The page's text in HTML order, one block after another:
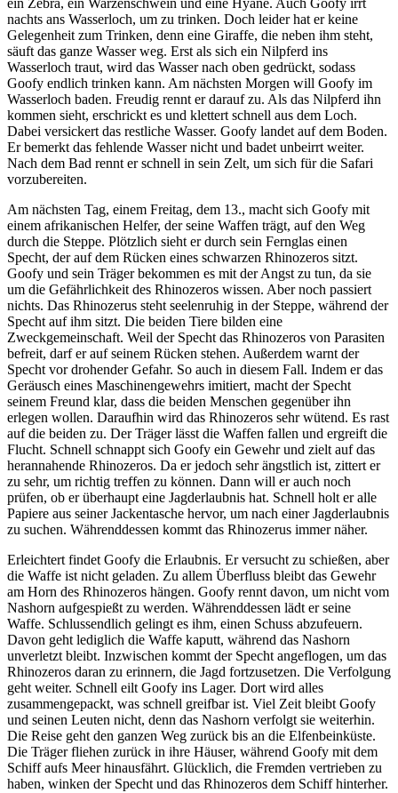
ein Zebra, ein Warzenschwein und eine Hyäne. Auch Goofy irrt
nachts ans Wasserloch, um zu trinken. Doch leider hat er keine
Gelegenheit zum Trinken, denn eine Giraffe, die neben ihm steht,
säuft das ganze Wasser weg. Erst als sich ein Nilpferd ins
Wasserloch traut, wird das Wasser nach oben gedrückt, sodass
Goofy endlich trinken kann. Am nächsten Morgen will Goofy im
Wasserloch baden. Freudig rennt er darauf zu. Als das Nilpferd ihn
kommen sieht, erschrickt es und klettert schnell aus dem Loch.
Dabei versickert das restliche Wasser. Goofy landet auf dem Boden.
Er bemerkt das fehlende Wasser nicht und badet unbeirrt weiter.
Nach dem Bad rennt er schnell in sein Zelt, um sich für die Safari
vorzubereiten.
Am nächsten Tag, einem Freitag, dem 13., macht sich Goofy mit
einem afrikanischen Helfer, der seine Waffen trägt, auf den Weg
durch die Steppe. Plötzlich sieht er durch sein Fernglas einen
Specht, der auf dem Rücken eines schwarzen Rhinozeros sitzt.
Goofy und sein Träger bekommen es mit der Angst zu tun, da sie
um die Gefährlichkeit des Rhinozeros wissen. Aber noch passiert
nichts. Das Rhinozerus steht seelenruhig in der Steppe, während der
Specht auf ihm sitzt. Die beiden Tiere bilden eine
Zweckgemeinschaft. Weil der Specht das Rhinozeros von Parasiten
befreit, darf er auf seinem Rücken stehen. Außerdem warnt der
Specht vor drohender Gefahr. So auch in diesem Fall. Indem er das
Geräusch eines Maschinengewehrs imitiert, macht der Specht
seinem Freund klar, dass die beiden Menschen gegenüber ihn
erlegen wollen. Daraufhin wird das Rhinozeros sehr wütend. Es rast
auf die beiden zu. Der Träger lässt die Waffen fallen und ergreift die
Flucht. Schnell schnappt sich Goofy ein Gewehr und zielt auf das
herannahende Rhinozeros. Da er jedoch sehr ängstlich ist, zittert er
zu sehr, um richtig treffen zu können. Dann will er auch noch
prüfen, ob er überhaupt eine Jagderlaubnis hat. Schnell holt er alle
Papiere aus seiner Jackentasche hervor, um nach einer Jagderlaubnis
zu suchen. Währenddessen kommt das Rhinozerus immer näher.
Erleichtert findet Goofy die Erlaubnis. Er versucht zu schießen, aber
die Waffe ist nicht geladen. Zu allem Überfluss bleibt das Gewehr
am Horn des Rhinozeros hängen. Goofy rennt davon, um nicht vom
Nashorn aufgespießt zu werden. Währenddessen lädt er seine
Waffe. Schlussendlich gelingt es ihm, einen Schuss abzufeuern.
Davon geht lediglich die Waffe kaputt, während das Nashorn
unverletzt bleibt. Inzwischen kommt der Specht angeflogen, um das
Rhinozeros daran zu erinnern, die Jagd fortzusetzen. Die Verfolgung
geht weiter. Schnell eilt Goofy ins Lager. Dort wird alles
zusammengepackt, was schnell greifbar ist. Viel Zeit bleibt Goofy
und seinen Leuten nicht, denn das Nashorn verfolgt sie weiterhin.
Die Reise geht den ganzen Weg zurück bis an die Elfenbeinküste.
Die Träger fliehen zurück in ihre Häuser, während Goofy mit dem
Schiff aufs Meer hinausfährt. Glücklich, die Fremden vertrieben zu
haben, winken der Specht und das Rhinozeros dem Schiff hinterher.